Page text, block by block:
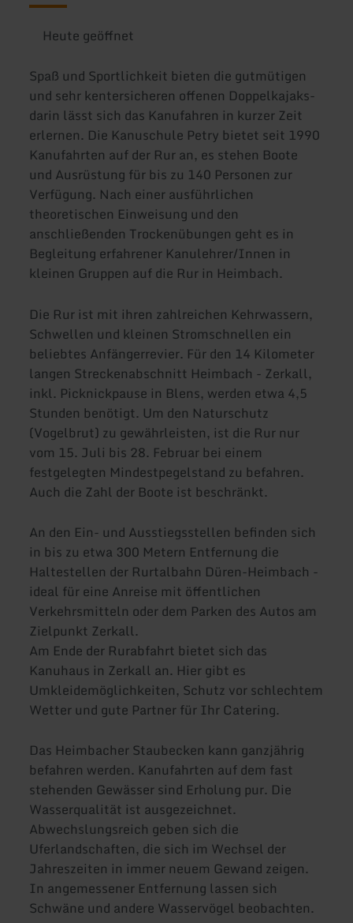
Heute geöffnet
Spaß und Sportlichkeit bieten die gutmütigen
und sehr kentersicheren offenen Doppelkajaks-
darin lässt sich das Kanufahren in kurzer Zeit
erlernen. Die Kanuschule Petry bietet seit 1990
Kanufahrten auf der Rur an, es stehen Boote
und Ausrüstung für bis zu 140 Personen zur
Verfügung. Nach einer ausführlichen
theoretischen Einweisung und den
anschließenden Trockenübungen geht es in
Begleitung erfahrener Kanulehrer/Innen in
kleinen Gruppen auf die Rur in Heimbach.
Die Rur ist mit ihren zahlreichen Kehrwassern,
Schwellen und kleinen Stromschnellen ein
beliebtes Anfängerrevier. Für den 14 Kilometer
langen Streckenabschnitt Heimbach - Zerkall,
inkl. Picknickpause in Blens, werden etwa 4,5
Stunden benötigt. Um den Naturschutz
(Vogelbrut) zu gewährleisten, ist die Rur nur
vom 15. Juli bis 28. Februar bei einem
festgelegten Mindestpegelstand zu befahren.
Auch die Zahl der Boote ist beschränkt.
An den Ein- und Ausstiegsstellen befinden sich
in bis zu etwa 300 Metern Entfernung die
Haltestellen der Rurtalbahn Düren-Heimbach -
ideal für eine Anreise mit öffentlichen
Verkehrsmitteln oder dem Parken des Autos am
Zielpunkt Zerkall.
Am Ende der Rurabfahrt bietet sich das
Kanuhaus in Zerkall an. Hier gibt es
Umkleidemöglichkeiten, Schutz vor schlechtem
Wetter und gute Partner für Ihr Catering.
Das Heimbacher Staubecken kann ganzjährig
befahren werden. Kanufahrten auf dem fast
stehenden Gewässer sind Erholung pur. Die
Wasserqualität ist ausgezeichnet.
Abwechslungsreich geben sich die
Uferlandschaften, die sich im Wechsel der
Jahreszeiten in immer neuem Gewand zeigen.
In angemessener Entfernung lassen sich
Schwäne und andere Wasservögel beobachten.